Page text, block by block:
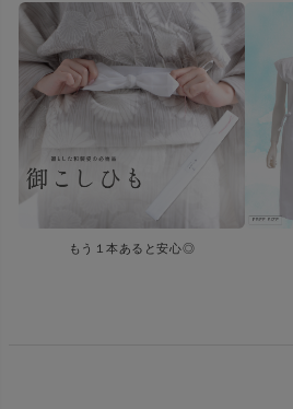
もう１本あると安心◎